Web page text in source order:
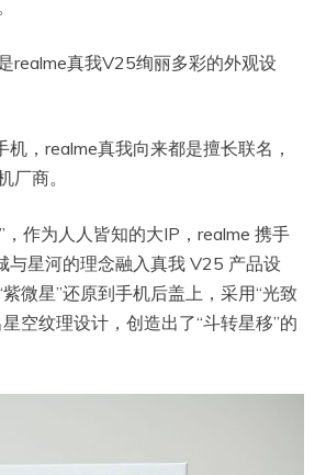
realme真我V25绚丽多彩的外观设
机，realme真我向来都是擅长联名，
厂商。
，作为人人皆知的大IP，realme 携手
与星河的理念融入真我 V25 产品设
微星”还原到手机后盖上，采用“光致
空纹理设计，创造出了“斗转星移”的